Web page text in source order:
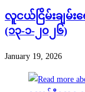
လူငယ်ငြိမ်းချမ်း
(၁၃-၁-၂၀၂၆)
January 19, 2026